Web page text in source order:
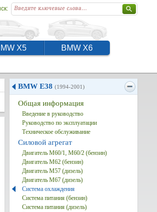
X5 BMW X6
BMW E38 (1994-2001)
Общая информация
Введение в руководство
Руководство по эксплуатации
Техническое обслуживание
Силовой агрегат
Двигатель M60/1, M60/2 (бензин)
Двигатель M62 (бензин)
Двигатель M57 (дизель)
Двигатель M67 (дизель)
Система охлаждения
Система питания (бензин)
Система питания (дизель)